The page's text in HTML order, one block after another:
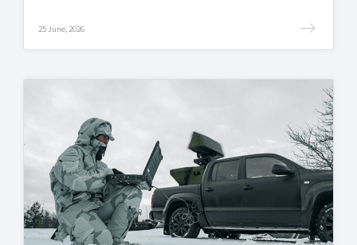
25 June, 2026